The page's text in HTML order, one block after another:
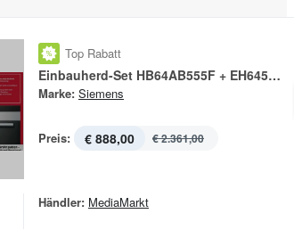
Top Rabatt
Einbauherd-Set HB64AB555F + EH645BFB1E
Marke: Siemens
Preis: € 888,00 € 2.361,00
Händler: MediaMarkt